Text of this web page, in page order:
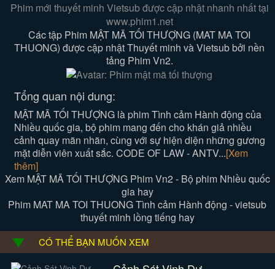
Phim mới thuyết minh Vietsub được cập nhật nhanh nhất tại
www.phim1.net
Các tập Phim MẬT MÃ TỐI THƯỢNG (MAT MA TOI
THUONG) được cập nhật Thuyết minh và Vietsub bởi nền
tảng Phim Vn2.
Tổng quan nội dung:
MẬT MÃ TỐI THƯỢNG là phim Tình cảm Hành động của
Nhiều quốc gia, bộ phim mang đến cho khán giả nhiều
cảnh quay mãn nhãn, cùng với sự hiện diện những gương
mặt diễn viên xuất sắc. CODE OF LAW - ANTV...[Xem
thêm]
Xem MẬT MÃ TỐI THƯỢNG Phim Vn2 - Bộ phim Nhiều quốc
gia hay
Phim MAT MA TOI THUONG Tình cảm Hành động - vietsub
thuyết minh lồng tiếng hay
CÓ THỂ BẠN MUỐN XEM